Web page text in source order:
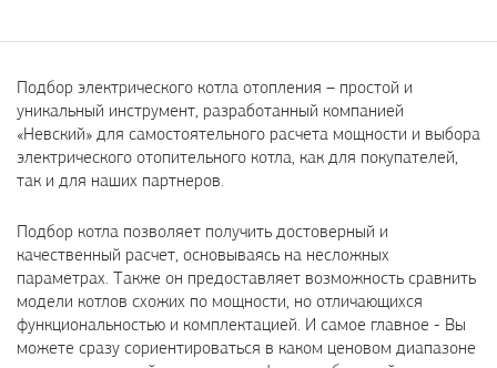
Подбор электрического котла отопления – простой и
уникальный инструмент, разработанный компанией
«Невский» для самостоятельного расчета мощности и выбора
электрического отопительного котла, как для покупателей,
так и для наших партнеров.
Подбор котла позволяет получить достоверный и
качественный расчет, основываясь на несложных
параметрах. Также он предоставляет возможность сравнить
модели котлов схожих по мощности, но отличающихся
функциональностью и комплектацией. И самое главное - Вы
можете сразу сориентироваться в каком ценовом диапазоне